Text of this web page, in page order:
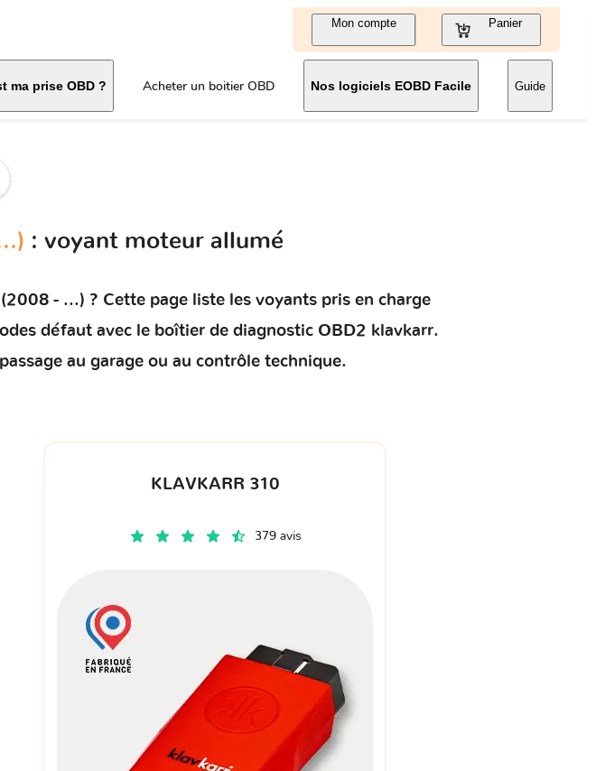
Mon compte Panier
ma prise OBD ? Acheter un boitier OBD Nos logiciels EOBD Facile Guide
: voyant moteur allumé
- ...) ? Cette page liste les voyants pris en charge
défaut avec le boîtier de diagnostic OBD2 klavkarr.
au garage ou au contrôle technique.
KLAVKARR 310
379 avis